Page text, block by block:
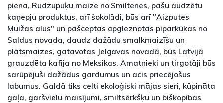
piena, Rudzupuķu maize no Smiltenes, pašu audzētu
kaņepju produktus, arī šokolādi, būs arī "Aizputes
Muižas alus" un pašceptas apgleznotas piparkūkas no
Saldus novada, daudz dažādu smalkmaizīšu un
plātsmaizes, gatavotas Jelgavas novadā, būs Latvijā
grauzdēta kafija no Meksikas. Amatnieki un tirgotāji būs
sarūpējuši dažādus gardumus un acis priecējošus
labumus. Galdā tiks celti ekoloģiski mājas sieri, kūpināta
gaļa, garšvielu maisījumi, smiltsērkšķu un biškopības